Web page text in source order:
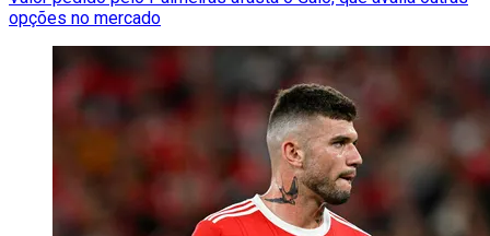
opções no mercado